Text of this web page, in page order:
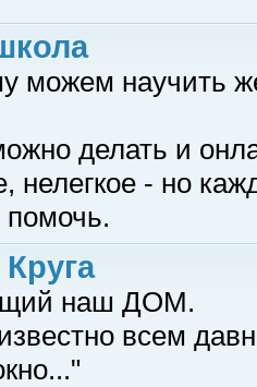
можем научить
делать и
нелегкое - но
наш ДОМ.
всем